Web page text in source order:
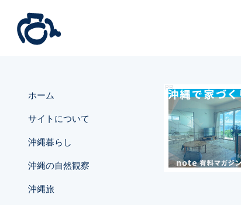
ホーム
サイトについて
沖縄暮らし
沖縄の自然観察
沖縄旅